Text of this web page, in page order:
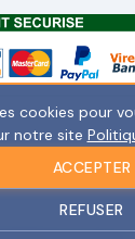
cookies pour
notre site
ACCEPTER
REFUSER